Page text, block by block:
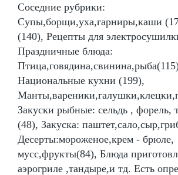
Соседние рубрики:
Супы,борщи,уха,гарниры,каши
(140), Рецепты для
Праздничные блюда:
Национальные кухни (199),
Закуски рыбные: сельдь , форель,
(48), Закуска:
Десерты:мороженое,крем - брюле,
мусс,фрукты(84), Блюда
аэрогриле ,тандыре,и тд. Есть